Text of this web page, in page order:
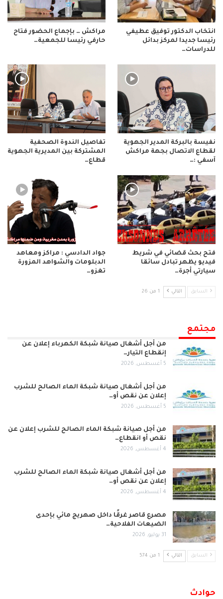
انتخاب الدكتور توفيق عطيفي
رئيسا جديدا لمركز بدائل
للدراسات…
مراكش … بإجماع الحضور فتاح
حارفي رئيسا للجمعية…
نفيسة بالبركة المدير الجهوية
لقطاع الاتصال بجهة مراكش
آسفي :…
تفاصيل الندوة الصحفية
المشتركة بين المديرية الجهوية
قطاع…
فتح بحث قضائي في شريط
فيديو يظهر تبادل سائقا
سيارتي أجرة…
جواد الدادسي : مراكز ومعاهد
الدبلومات والشواهد المزورة
تغزو…
السابق التالي 1 من 26
مجتمع
من أجل أشغال صيانة شبكة الكهرباء إعلان عن
إنقطاع التيار…
5 أغسطس, 2026
من أجل أشغال صيانة شبكة الماء الصالح للشرب
إعلان عن نقص أو…
5 أغسطس, 2026
من أجل صيانة شبكة الماء الصالح للشرب إعلان عن
نقص أو انقطاع…
4 أغسطس, 2026
من أجل أشغال صيانة شبكة الماء الصالح للشرب
إعلان عن نقص أو…
4 أغسطس, 2026
مصرع قاصر غرقًا داخل صهريج مائي بإحدى
الضيعات الفلاحية…
31 يوليو, 2026
السابق التالي 1 من 574
حوادث